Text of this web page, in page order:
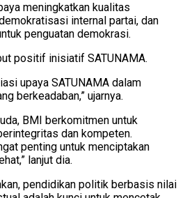
meningkatkan kualitas
internal partai, dan
penguatan demokrasi.
positif inisiatif SATUNAMA.
upaya SATUNAMA dalam
berkeadaban,” ujarnya.
BMI berkomitmen untuk
dan kompeten.
penting untuk menciptakan
lanjut dia.
pendidikan politik berbasis nilai